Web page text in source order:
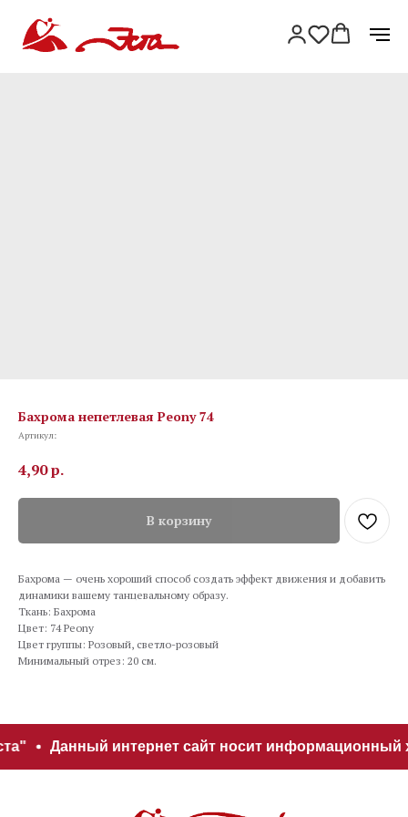
Бахрома непетлевая Peony 74
Артикул:
4,90р.
В корзину
Бахрома — очень хороший способ создать эффект движения и добавить
динамики вашему танцевальному образу.
Ткань: Бахрома
Цвет: 74 Peony
Цвет группы: Розовый, светло-розовый
Минимальный отрез: 20 см.
Данный интернет сайт носит информационный